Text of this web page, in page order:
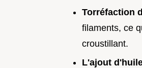
Torréfaction
filaments, ce
croustillant.
L'ajout